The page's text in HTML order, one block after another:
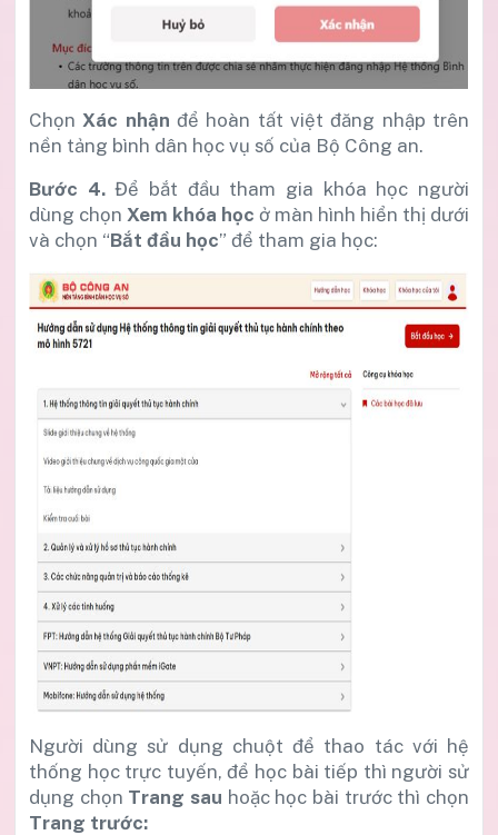
Chọn Xác nhận để hoàn tất việt đăng nhập trên
nền tảng bình dân học vụ số của Bộ Công an.
Bước 4.Để bắt đầu tham gia khóa học người
dùng chọn Xem khóa học ở màn hình hiển thị dưới
và chọn “Bắt đầu học” để tham gia học:
Người dùng sử dụng chuột để thao tác với hệ
thống học trực tuyến, để học bài tiếp thì người sử
dụng chọn Trang sau hoặc học bài trước thì chọn
Trang trước: